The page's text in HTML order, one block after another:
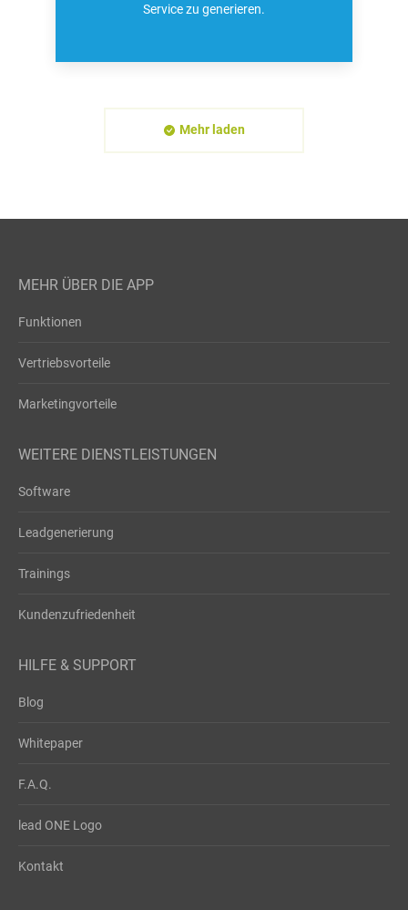
Service zu generieren.
Mehr laden
MEHR ÜBER DIE APP
Funktionen
Vertriebsvorteile
Marketingvorteile
WEITERE DIENSTLEISTUNGEN
Software
Leadgenerierung
Trainings
Kundenzufriedenheit
HILFE & SUPPORT
Blog
Whitepaper
F.A.Q.
lead ONE Logo
Kontakt